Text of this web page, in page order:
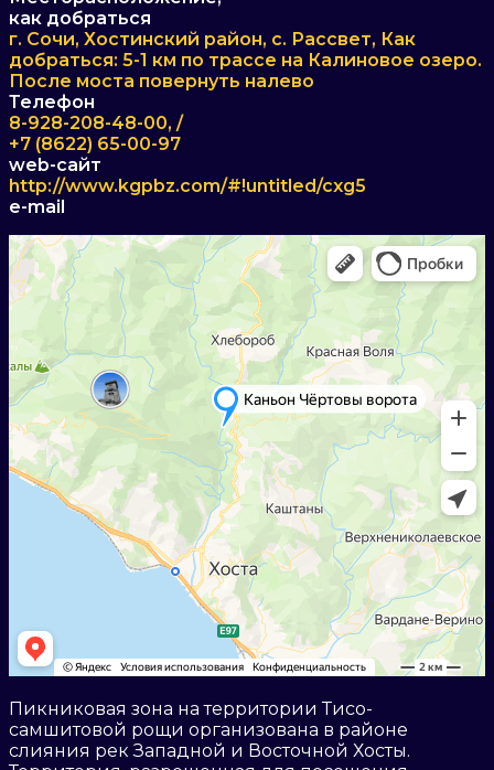
как добраться
г. Сочи, Хостинский район, с. Рассвет, Как
добраться: 5-1 км по трассе на Калиновое озеро.
После моста повернуть налево
Телефон
8-928-208-48-00, /
+7 (8622) 65-00-97
web-сайт
http://www.kgpbz.com/#!untitled/cxg5
e-mail
Пикниковая зона на территории Тисо-
самшитовой рощи организована в районе
слияния рек Западной и Восточной Хосты.